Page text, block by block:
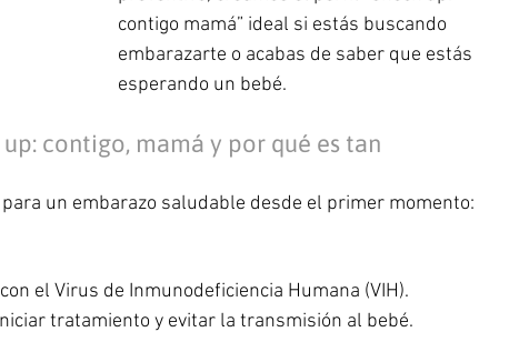
contigo mamá” ideal si estás buscando
embarazarte o acabas de saber que estás
esperando un bebé.
contigo, mamá y por qué es tan
un embarazo saludable desde el primer momento:
el Virus de Inmunodeficiencia Humana (VIH).
tratamiento y evitar la transmisión al bebé.